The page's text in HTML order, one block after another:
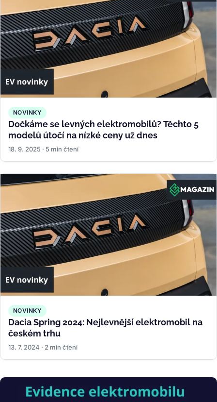
NOVINKY
Dočkáme se levných elektromobilů? Těchto 5
modelů útočí na nízké ceny už dnes
18. 9. 2025 · 5 min čtení
NOVINKY
Dacia Spring 2024: Nejlevnější elektromobil na
českém trhu
13. 7. 2024 · 2 min čtení
Obrázek